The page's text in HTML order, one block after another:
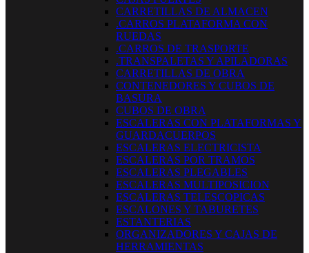
CARRETILLAS DE ALMACEN
.CARROS PLATAFORMA CON
RUEDAS
.CARROS DE TRASPORTE
.TRANSPALETAS Y APILADORAS
CARRETILLAS DE OBRA
CONTENEDORES Y CUBOS DE
BASURA
CUBOS DE OBRA
ESCALERAS CON PLATAFORMAS Y
GUARDACUERPOS
ESCALERAS ELECTRICISTA
ESCALERAS POR TRAMOS
ESCALERAS PLEGABLES
ESCALERAS MULTIPOSICION
ESCALERAS TELESCOPICAS
ESCALONES Y TABURETES
ESTANTERIAS
ORGANIZADORES Y CAJAS DE
HERRAMIENTAS